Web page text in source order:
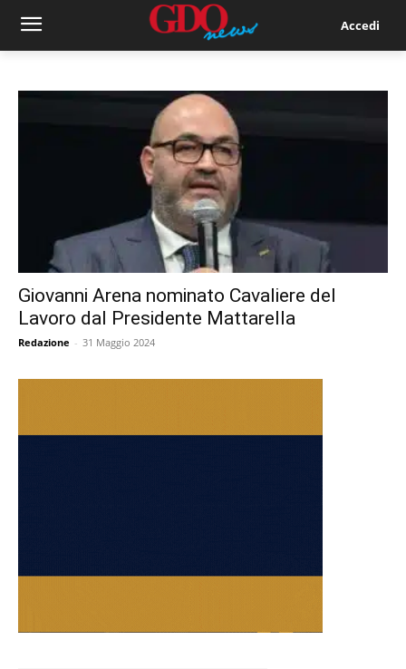
Accedi
Giovanni Arena nominato Cavaliere del
Lavoro dal Presidente Mattarella
Redazione - 31 Maggio 2024